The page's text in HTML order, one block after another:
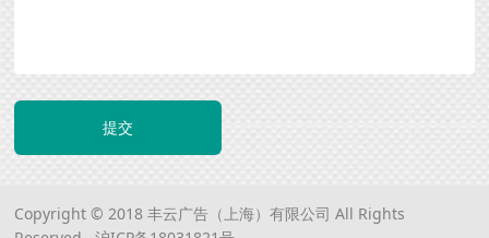
提交
Copyright © 2018 丰云广告（上海）有限公司 All Rights